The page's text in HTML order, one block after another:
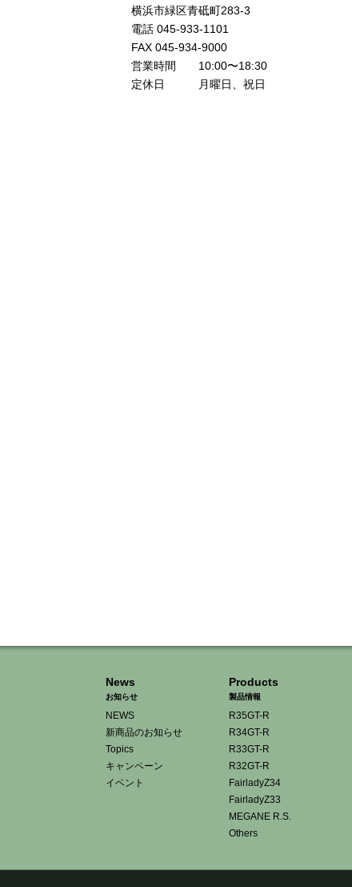
横浜市緑区青砥町283-3
電話 045-933-1101
FAX 045-934-9000
営業時間 10:00〜18:30
定休日 月曜日、祝日
News
お知らせ
NEWS
新商品のお知らせ
Topics
キャンペーン
イベント
Products
製品情報
R35GT-R
R34GT-R
R33GT-R
R32GT-R
FairladyZ34
FairladyZ33
MEGANE R.S.
Others